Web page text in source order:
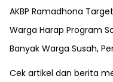
AKBP Ramadhona
Warga Harap Program
Banyak Warga Susah,
Cek artikel dan berita